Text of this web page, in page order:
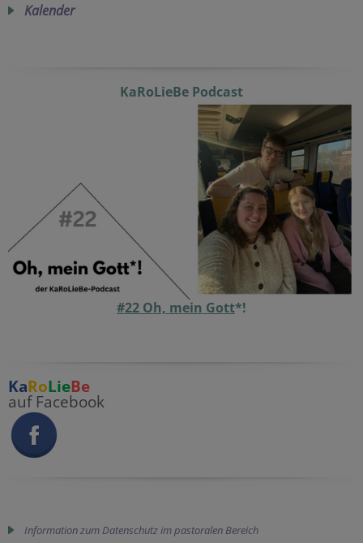
Kalender
KaRoLieBe Podcast
#22 Oh, mein Gott*!
KaRoLieBe
auf Facebook
Information zum Datenschutz im pastoralen Bereich